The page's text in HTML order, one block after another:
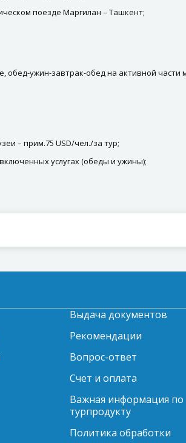
поезде Маргилан – Ташкент;
обед-ужин-завтрак-обед на активной части
– прим.75 USD/чел./за тур;
услугах (обеды и ужины);
сайт
Выдача документов
Рекомендации
Вопрос-ответ
Счет и оплата
Важная информация по
турпродукту
Политика обработки